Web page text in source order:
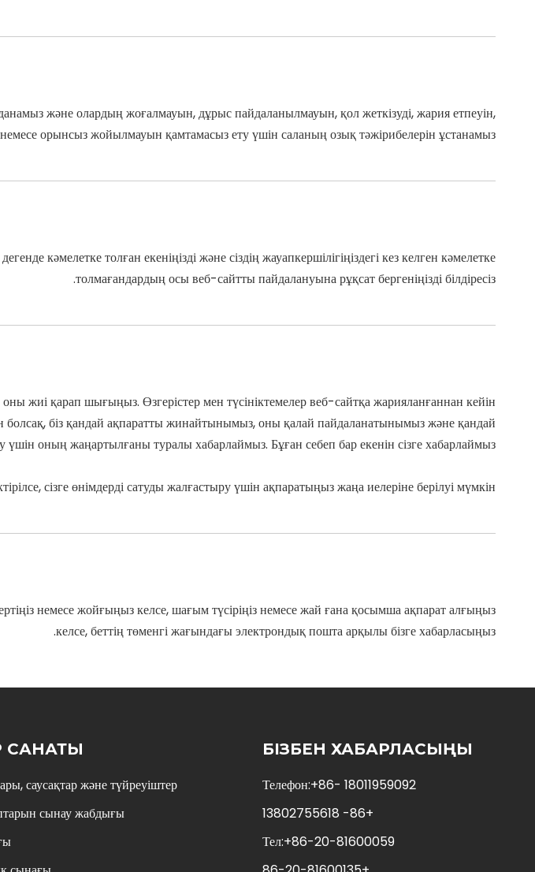
және олардың жоғалмауын, дұрыс пайдаланылмауын, қол жеткізуді, жария етпеуін,
немесе орынсыз жойылмауын қамтамасыз ету үшін саланың озық тәжірибелерін ұстанамыз.
кәмелетке толған екеніңізді және сіздің жауапкершілігіңіздегі кез келген кәмелетке
толмағандардың осы веб-сайтты пайдалануына рұқсат бергеніңізді білдіресіз.
жиі қарап шығыңыз. Өзгерістер мен түсініктемелер веб-сайтқа жарияланғаннан кейін
болсақ, біз қандай ақпаратты жинайтынымыз, оны қалай пайдаланатынымыз және қандай
оның жаңартылғаны туралы хабарлаймыз. Бұған себеп бар екенін сізге хабарлаймыз.
сізге өнімдерді сатуды жалғастыру үшін ақпаратыңыз жаңа иелеріне берілуі мүмкін.
немесе жойғыңыз келсе, шағым түсіріңіз немесе жай ғана қосымша ақпарат алғыңыз
келсе, беттің төменгі жағындағы электрондық пошта арқылы бізге хабарласыңыз.
САНАТЫ
саусақтар және түйреуіштер
сынау жабдығы
БІЗБЕН ХАБАРЛАСЫҢЫ
Телефон:+86- 18011959092
+86-
13802755618
Тел:+86-20-81600059